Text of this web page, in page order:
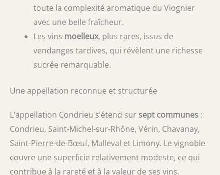
toute la complexité aromatique du Viognier
avec une belle fraîcheur.
Les vins moelleux, plus rares, issus de
vendanges tardives, qui révèlent une richesse
sucrée remarquable.
Une appellation reconnue et structurée
L’appellation Condrieu s’étend sur sept communes :
Condrieu, Saint-Michel-sur-Rhône, Vérin, Chavanay,
Saint-Pierre-de-Bœuf, Malleval et Limony. Le vignoble
couvre une superficie relativement modeste, ce qui
contribue à la rareté et à la valeur de ses vins.